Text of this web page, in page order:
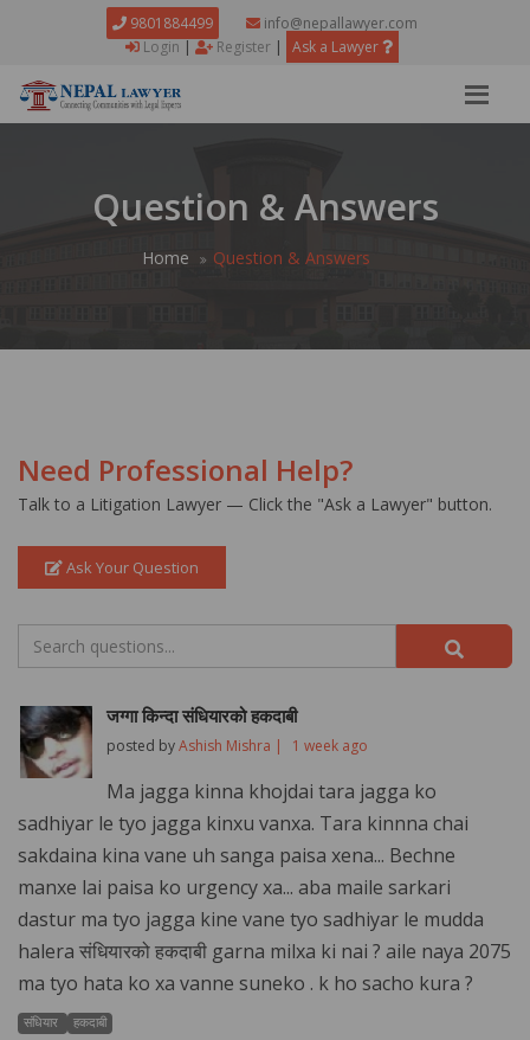
9801884499
info@nepallawyer.com
Login | Register | Ask a Lawyer
Question & Answers
Home Question & Answers
Need Professional Help?
Talk to a Litigation Lawyer — Click the "Ask a Lawyer" button.
Ask Your Question
जग्गा किन्दा संधियारको हकदाबी
posted byAshish Mishra | 1 week ago
Ma jagga kinna khojdai tara jagga ko
sadhiyar le tyo jagga kinxu vanxa. Tara kinnna chai
sakdaina kina vane uh sanga paisa xena... Bechne
manxe lai paisa ko urgency xa... aba maile sarkari
dastur ma tyo jagga kine vane tyo sadhiyar le mudda
halera संधियारको हकदाबी garna milxa ki nai ? aile naya 2075
ma tyo hata ko xa vanne suneko . k ho sacho kura ?
संधियार हकदाबी